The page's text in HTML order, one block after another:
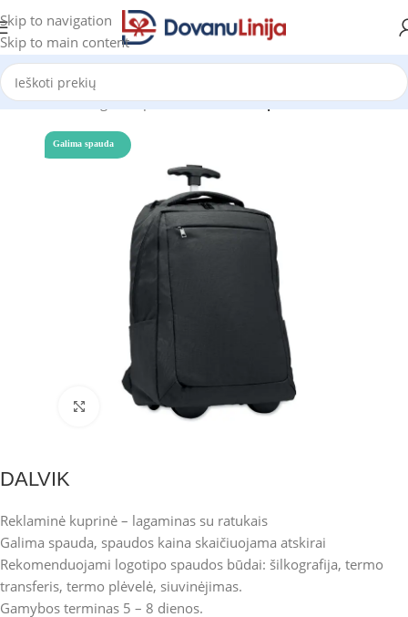
Skip to navigation
Skip to main content
Pradžia Katalogas Kuprinės Reklamai Kuprinės
Galima spauda
Click to enlarge
DALVIK
Reklaminė kuprinė – lagaminas su ratukais
Galima spauda, spaudos kaina skaičiuojama atskirai
Rekomenduojami logotipo spaudos būdai: šilkografija, termo
transferis, termo plėvelė, siuvinėjimas.
Gamybos terminas 5 – 8 dienos.